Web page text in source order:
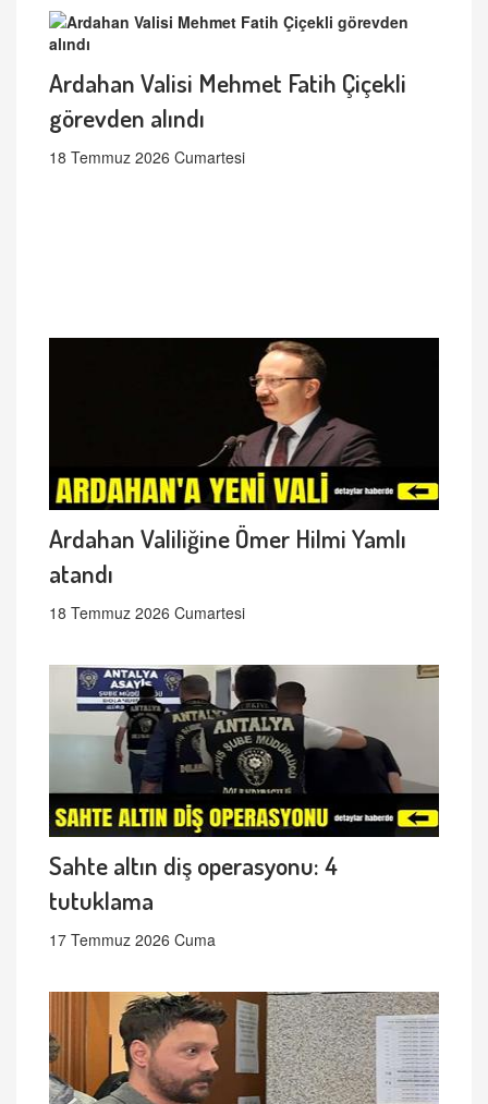
Ardahan Valisi Mehmet Fatih Çiçekli
görevden alındı
18 Temmuz 2026 Cumartesi
Ardahan Valiliğine Ömer Hilmi Yamlı
atandı
18 Temmuz 2026 Cumartesi
Sahte altın diş operasyonu: 4
tutuklama
17 Temmuz 2026 Cuma